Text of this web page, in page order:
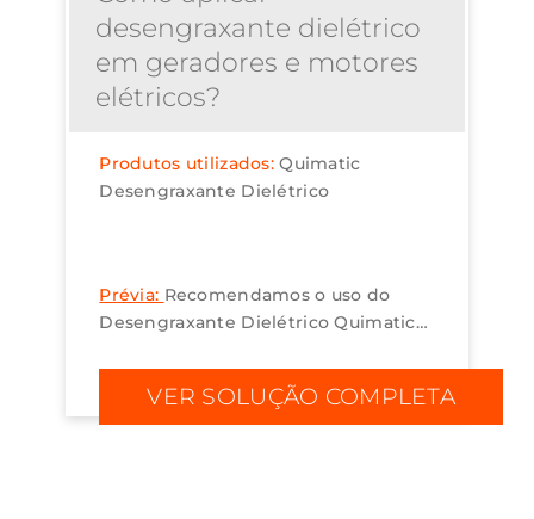
desengraxante dielétrico
em geradores e motores
elétricos?
Produtos utilizados:Quimatic
Desengraxante Dielétrico
Prévia: Recomendamos o uso do
Desengraxante Dielétrico Quimatic
VER SOLUÇÃO COMPLETA